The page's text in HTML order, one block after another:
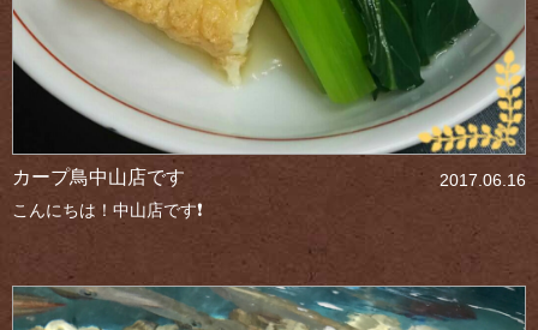
2017.06.16
カープ鳥中山店です
こんにちは！中山店です❗